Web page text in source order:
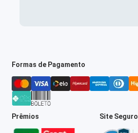
Formas de Pagamento
Prêmios Site Seguro